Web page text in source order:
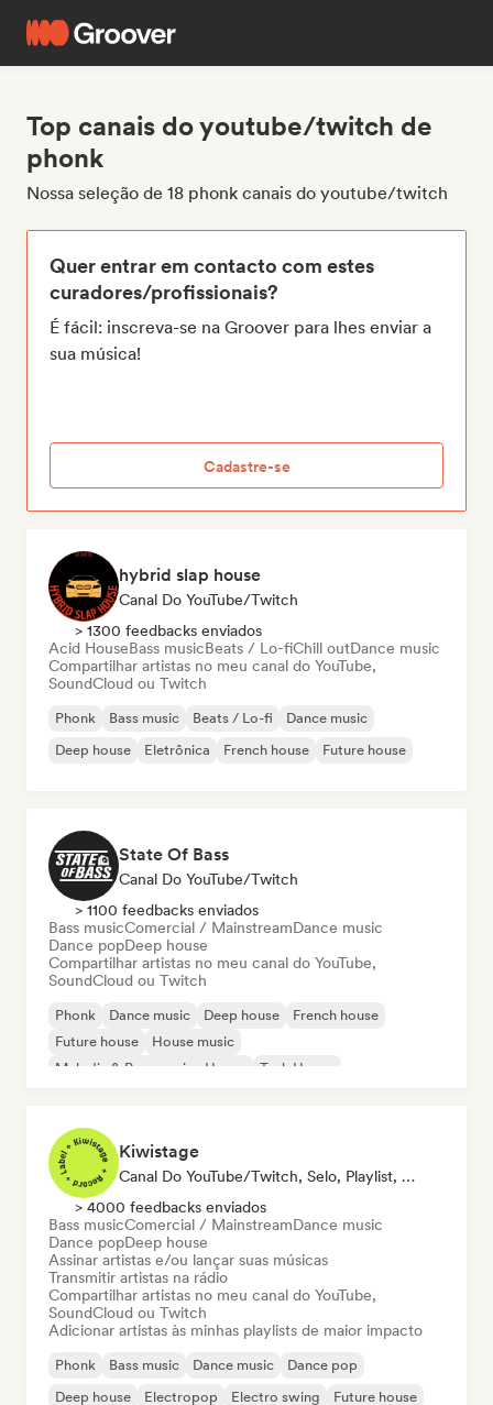
Top canais do youtube/twitch de
phonk
Nossa seleção de 18 phonk canais do youtube/twitch
Quer entrar em contacto com estes
curadores/profissionais?
É fácil: inscreva-se na Groover para lhes enviar a
sua música!
Cadastre-se
hybrid slap house
Canal Do YouTube/Twitch
> 1300 feedbacks enviados
Acid HouseBass musicBeats / Lo-fiChill outDance music
Compartilhar artistas no meu canal do YouTube,
SoundCloud ou Twitch
Phonk Bass music Beats / Lo-fi
Dance music
Deep house
Eletrônica French house Future house
State Of Bass
Canal Do YouTube/Twitch
> 1100 feedbacks enviados
Bass musicComercial / MainstreamDance music
Dance popDeep house
Compartilhar artistas no meu canal do YouTube,
SoundCloud ou Twitch
Phonk Dance music Deep house
French house
Future house
House music
Melodic & Progressive House
Tech House
Kiwistage
Canal Do YouTube/Twitch, Selo, Playlist, Rádio
> 4000 feedbacks enviados
Bass musicComercial / MainstreamDance music
Dance popDeep house
Assinar artistas e/ou lançar suas músicas
Transmitir artistas na rádio
Compartilhar artistas no meu canal do YouTube,
SoundCloud ou Twitch
Adicionar artistas às minhas playlists de maior impacto
Phonk Bass music Dance music
Dance pop
Deep house
Electropop Electro swing Future house